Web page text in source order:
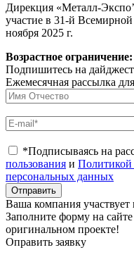
Дирекция «Металл-
участие в 31-й
ноября 2025 г.
Возрастное
Подпишитесь на
Ежемесячная рассылка
*Подписываясь на
пользования и Политикой
персональных данных
Отправить
Ваша компания
Заполните форму на
оригинальном проекте!
Оправить заявку